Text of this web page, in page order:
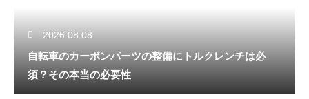
2026.08.08
自転車のカーボンパーツの整備にトルクレンチは必
須？その本当の必要性